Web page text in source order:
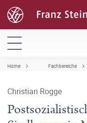
Home Fachbereiche
Christian Rogge